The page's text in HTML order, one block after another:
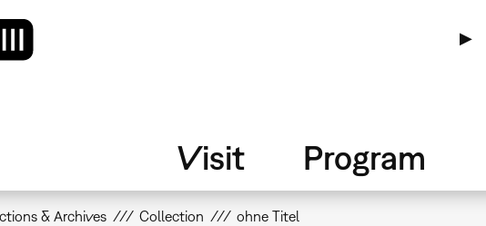
▶
Visit Program
& Archives Collection ohne Titel